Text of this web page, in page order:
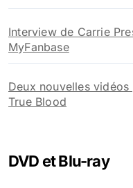
Interview de Carrie
MyFanbase
Deux nouvelles
True Blood
DVD et Blu-ray